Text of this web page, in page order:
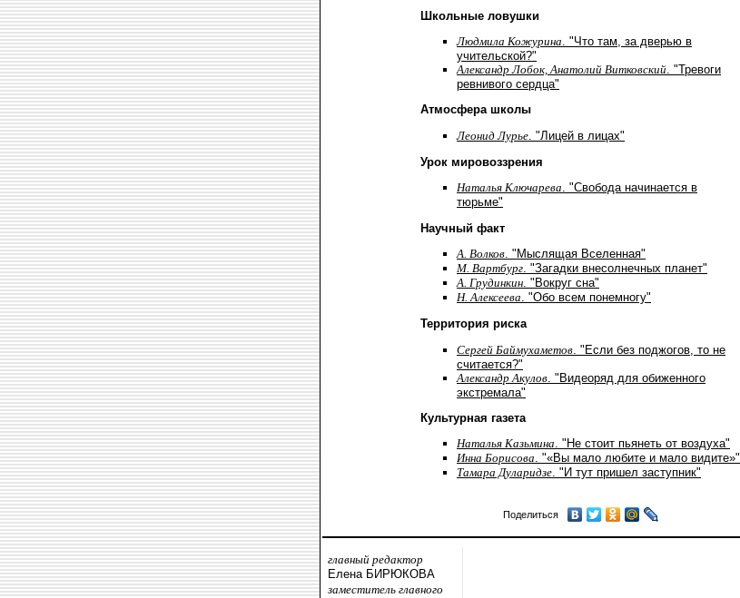
Школьные ловушки
Людмила Кожурина . "Что там, за дверью в
учительской?"
Александр Лобок, Анатолий Витковский . "Тревоги
ревнивого сердца"
Атмосфера школы
Леонид Лурье . "Лицей в лицах"
Урок мировоззрения
Наталья Ключарева. "Свобода начинается в
тюрьме"
Научный факт
А. Волков . "Мыслящая Вселенная"
М. Вартбург . "Загадки внесолнечных планет"
А. Грудинкин . "Вокруг сна"
Н. Алексеева . "Обо всем понемногу"
Территория риска
Сергей Баймухаметов . "Если без поджогов, то не
считается?"
Александр Акулов . "Видеоряд для обиженного
экстремала"
Культурная газета
Наталья Казьмина. "Не стоит пьянеть от воздуха"
Инна Борисова. "«Вы мало любите и мало видите»"
Тамара Дуларидзе. "И тут пришел заступник"
Поделиться
главный редактор
Елена БИРЮКОВА
заместитель главного